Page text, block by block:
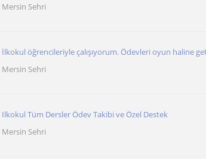
Mersin Sehri
İlkokul öğrencileriyle çalışıyorum. Ödevleri oyun haline
Mersin Sehri
Ilkokul Tüm Dersler Ödev Takibi ve Özel Destek
Mersin Sehri